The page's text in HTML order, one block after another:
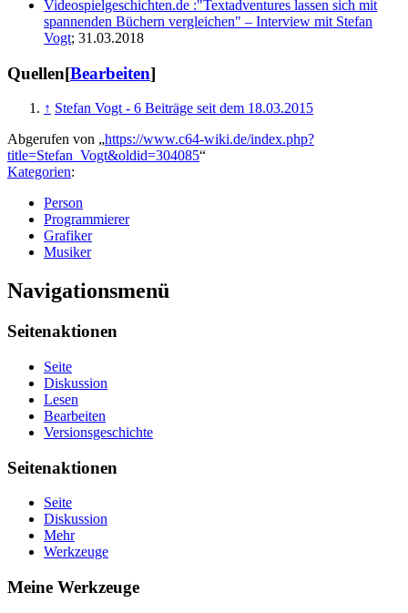
Videospielgeschichten.de :"Textadventures lassen sich mit
spannenden Büchern vergleichen" – Interview mit Stefan
Vogt; 31.03.2018
Quellen[Bearbeiten]
↑ Stefan Vogt - 6 Beiträge seit dem 18.03.2015
Abgerufen von „https://www.c64-wiki.de/index.php?
title=Stefan_Vogt&oldid=304085“
Kategorien:
Person
Programmierer
Grafiker
Musiker
Navigationsmenü
Seitenaktionen
Seite
Diskussion
Lesen
Bearbeiten
Versionsgeschichte
Seitenaktionen
Seite
Diskussion
Mehr
Werkzeuge
Meine Werkzeuge